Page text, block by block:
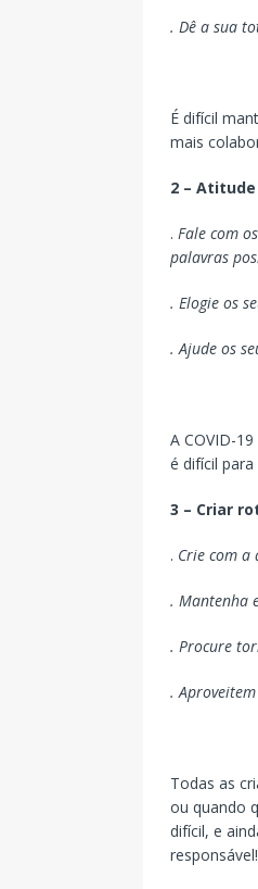
. Dê a sua
É difícil
mais
2 –
. Fale com
palavras
. Elogie os
. Ajude os
A COVID-
é difícil
3 – Criar
. Crie com
. Mantenha
. Procure
.
Todas as
ou quando
difícil, e
responsável!